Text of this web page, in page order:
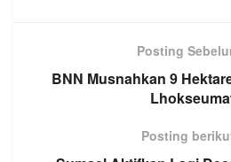
Posting
BNN Musnahkan 9
Posting